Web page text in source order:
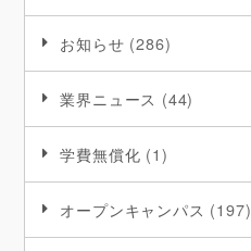
お知らせ (286)
業界ニュース (44)
学費無償化 (1)
オープンキャンパス (197)